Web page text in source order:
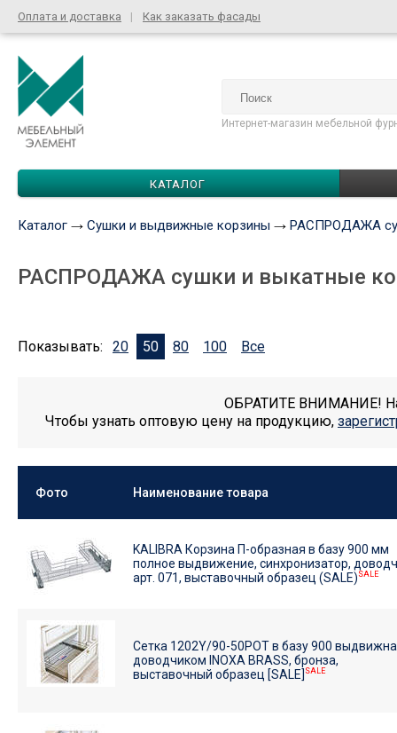
Оплата и доставка Как заказать фасады
Интернет-магазин мебельной
КАТАЛОГ
Каталог Сушки и выдвижные корзины РАСПРОДАЖА
РАСПРОДАЖА сушки и выкатные
Показывать: 20 50 80 100 Все
ОБРАТИТЕ ВНИМАНИЕ! На
Чтобы узнать оптовую цену на продукцию,
Фото Наименование товара
KALIBRA Корзина П-образная в базу 900 мм
полное выдвижение, синхронизатор,
арт. 071, выставочный образец (SALE) SALE
Сетка 1202Y/90-50POT в базу 900
доводчиком INOXA BRASS, бронза,
выставочный образец [SALE] SALE